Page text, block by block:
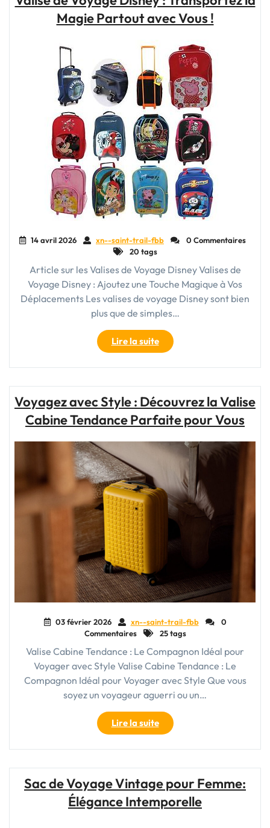
Votre
Compagnon
Explorer
le
Monde"
Magie Partout avec Vous !
14 avril 2026 xn--saint-trail-fbb
0 Commentaires
20 tags
Article sur les Valises de Voyage Disney Valises de
Voyage Disney : Ajoutez une Touche Magique à Vos
Déplacements Les valises de voyage Disney sont bien
plus que de simples…
Lire la suite"Valise
de
Voyage
Transportez
la
Partout
!"
Voyagez avec Style : Découvrez la Valise
Cabine Tendance Parfaite pour Vous
03 février 2026 xn--saint-trail-fbb
0
Commentaires
25 tags
Valise Cabine Tendance : Le Compagnon Idéal pour
Voyager avec Style Valise Cabine Tendance : Le
Compagnon Idéal pour Voyager avec Style Que vous
soyez un voyageur aguerri ou un…
Lire la suite"Voyagez
avec
Style
la
Valise
Sac de Voyage Vintage pour Femme:
Élégance Intemporelle